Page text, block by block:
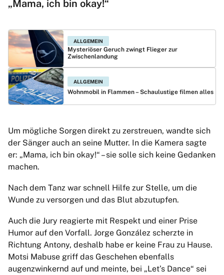
„Mama, ich bin okay!“
ALLGEMEIN
Mysteriöser Geruch zwingt Flieger zur
Zwischenlandung
ALLGEMEIN
Wohnmobil in Flammen – Schaulustige filmen alles
Um mögliche Sorgen direkt zu zerstreuen, wandte sich
der Sänger auch an seine Mutter. In die Kamera sagte
er: „Mama, ich bin okay!“ – sie solle sich keine Gedanken
machen.
Nach dem Tanz war schnell Hilfe zur Stelle, um die
Wunde zu versorgen und das Blut abzutupfen.
Auch die Jury reagierte mit Respekt und einer Prise
Humor auf den Vorfall. Jorge González scherzte in
Richtung Antony, deshalb habe er keine Frau zu Hause.
Motsi Mabuse griff das Geschehen ebenfalls
augenzwinkernd auf und meinte, bei „Let’s Dance“ sei